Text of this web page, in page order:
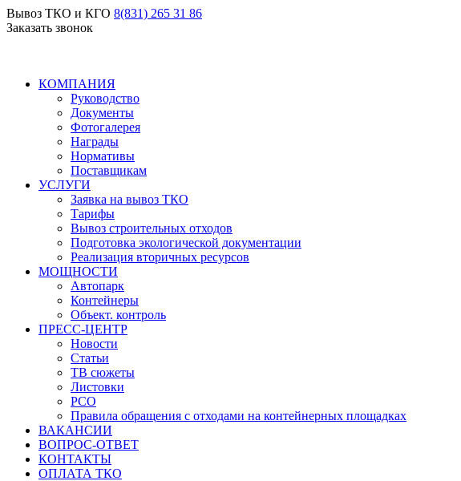
Вывоз ТКО и КГО 8(831) 265 31 86
Заказать звонок
КОМПАНИЯ
Руководство
Документы
Фотогалерея
Награды
Нормативы
Поставщикам
УСЛУГИ
Заявка на вывоз ТКО
Тарифы
Вывоз строительных отходов
Подготовка экологической документации
Реализация вторичных ресурсов
МОЩНОСТИ
Автопарк
Контейнеры
Объект. контроль
ПРЕСС-ЦЕНТР
Новости
Статьи
ТВ сюжеты
Листовки
РСО
Правила обращения с отходами на контейнерных площадках
ВАКАНСИИ
ВОПРОС-ОТВЕТ
КОНТАКТЫ
ОПЛАТА ТКО